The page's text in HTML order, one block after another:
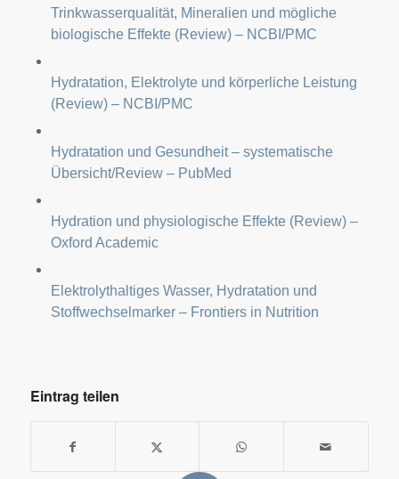
Trinkwasserqualität, Mineralien und mögliche
biologische Effekte (Review) – NCBI/PMC
Hydratation, Elektrolyte und körperliche Leistung
(Review) – NCBI/PMC
Hydratation und Gesundheit – systematische
Übersicht/Review – PubMed
Hydration und physiologische Effekte (Review) –
Oxford Academic
Elektrolythaltiges Wasser, Hydratation und
Stoffwechselmarker – Frontiers in Nutrition
Eintrag teilen